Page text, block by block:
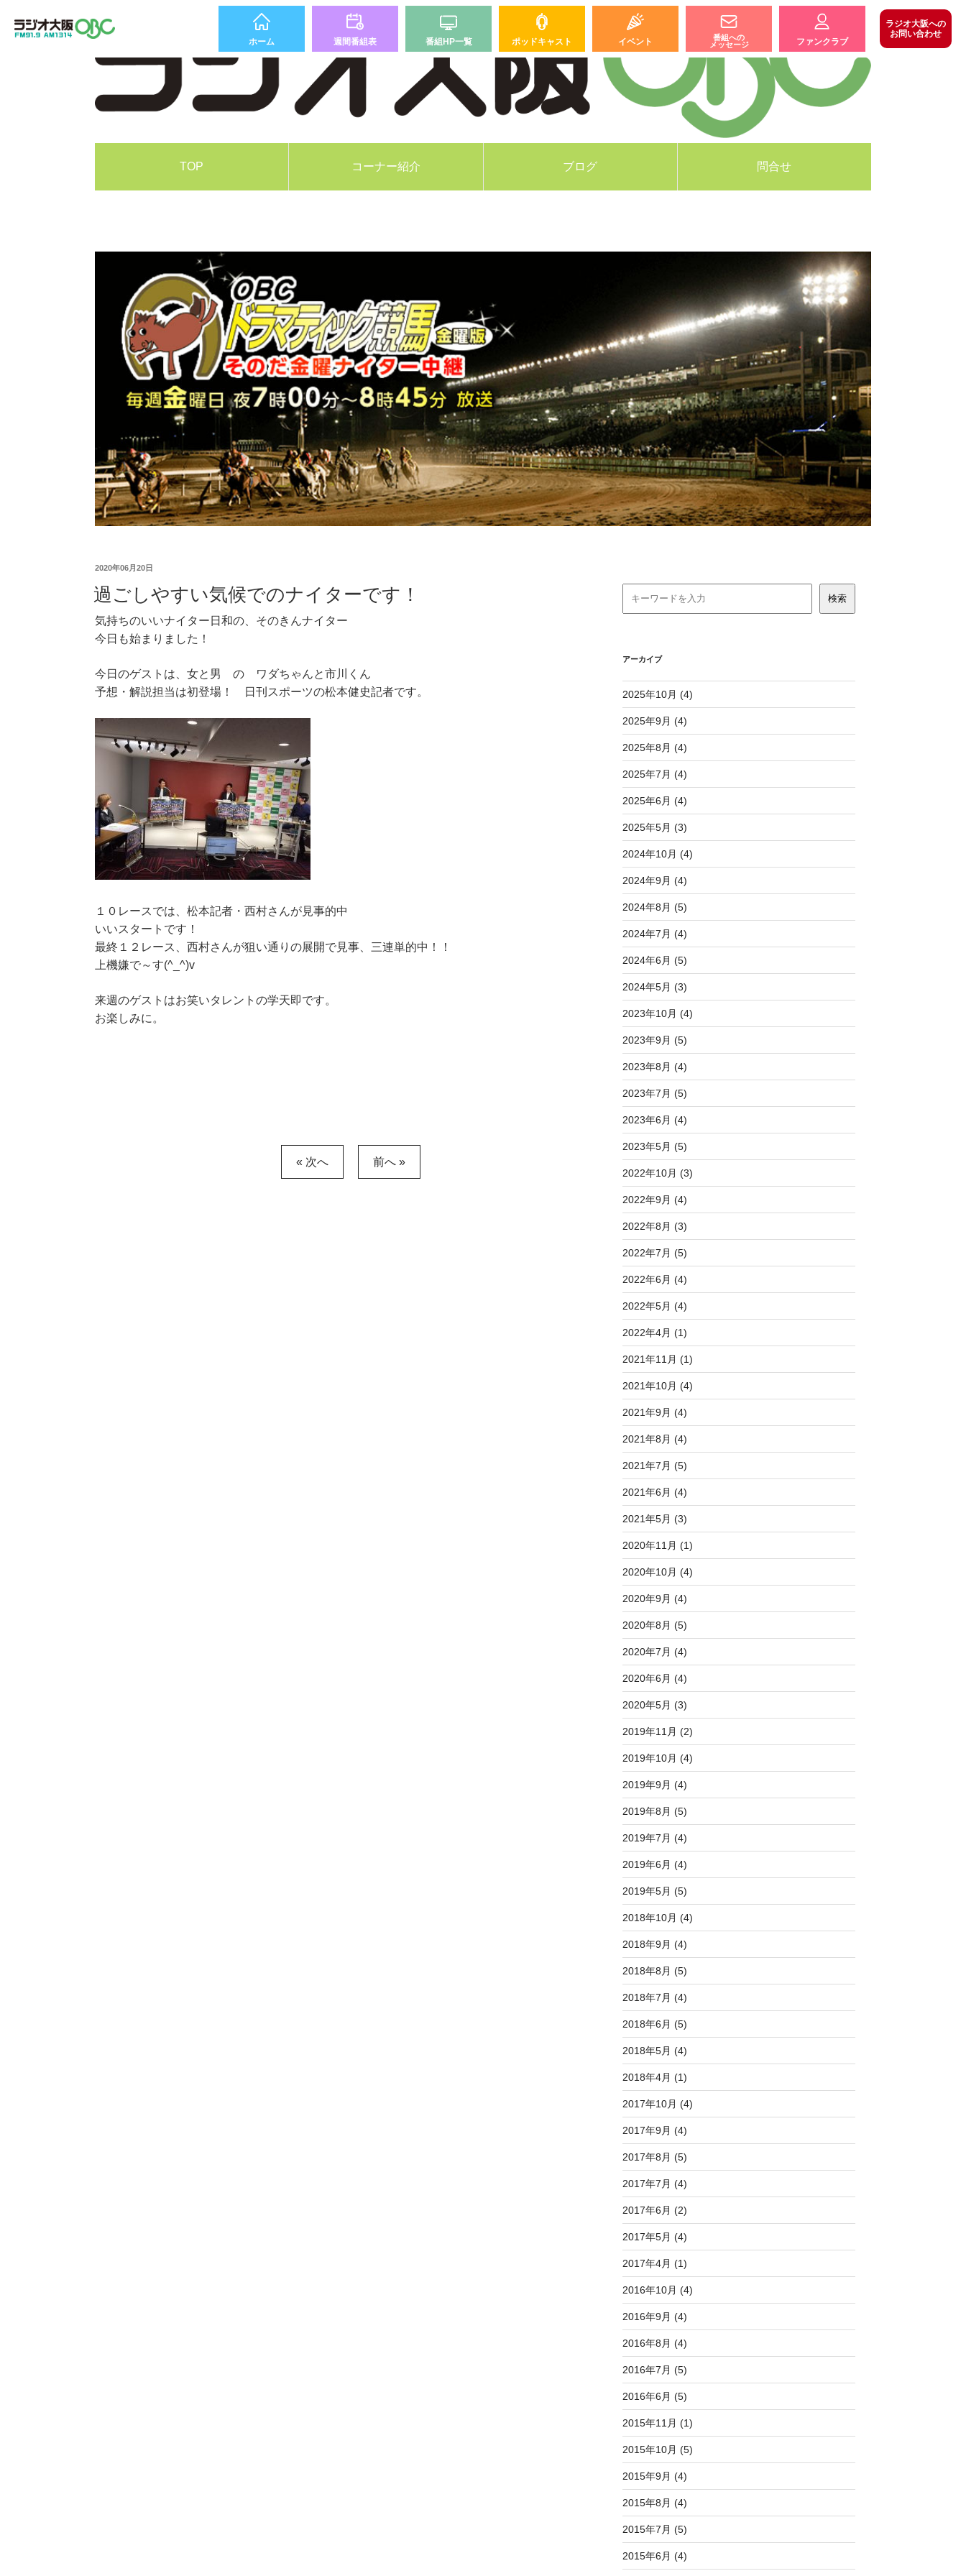
ホーム 週間番組表 番組HP一覧 ポッドキャスト イベント
番組への
メッセージ
ファンクラブ
ラジオ大阪への
お問い合わせ
TOP コーナー紹介 ブログ 問合せ
2020年06月20日
過ごしやすい気候でのナイターです！
気持ちのいいナイター日和の、そのきんナイター
今日も始まりました！
今日のゲストは、女と男 の ワダちゃんと市川くん
予想・解説担当は初登場！ 日刊スポーツの松本健史記者です。
１０レースでは、松本記者・西村さんが見事的中
いいスタートです！
最終１２レース、西村さんが狙い通りの展開で見事、三連単的中！！
上機嫌で～す(^_^)v
来週のゲストはお笑いタレントの学天即です。
お楽しみに。
« 次へ 前へ »
アーカイブ
2025年10月 (4)
2025年9月 (4)
2025年8月 (4)
2025年7月 (4)
2025年6月 (4)
2025年5月 (3)
2024年10月 (4)
2024年9月 (4)
2024年8月 (5)
2024年7月 (4)
2024年6月 (5)
2024年5月 (3)
2023年10月 (4)
2023年9月 (5)
2023年8月 (4)
2023年7月 (5)
2023年6月 (4)
2023年5月 (5)
2022年10月 (3)
2022年9月 (4)
2022年8月 (3)
2022年7月 (5)
2022年6月 (4)
2022年5月 (4)
2022年4月 (1)
2021年11月 (1)
2021年10月 (4)
2021年9月 (4)
2021年8月 (4)
2021年7月 (5)
2021年6月 (4)
2021年5月 (3)
2020年11月 (1)
2020年10月 (4)
2020年9月 (4)
2020年8月 (5)
2020年7月 (4)
2020年6月 (4)
2020年5月 (3)
2019年11月 (2)
2019年10月 (4)
2019年9月 (4)
2019年8月 (5)
2019年7月 (4)
2019年6月 (4)
2019年5月 (5)
2018年10月 (4)
2018年9月 (4)
2018年8月 (5)
2018年7月 (4)
2018年6月 (5)
2018年5月 (4)
2018年4月 (1)
2017年10月 (4)
2017年9月 (4)
2017年8月 (5)
2017年7月 (4)
2017年6月 (2)
2017年5月 (4)
2017年4月 (1)
2016年10月 (4)
2016年9月 (4)
2016年8月 (4)
2016年7月 (5)
2016年6月 (5)
2015年11月 (1)
2015年10月 (5)
2015年9月 (4)
2015年8月 (4)
2015年7月 (5)
2015年6月 (4)